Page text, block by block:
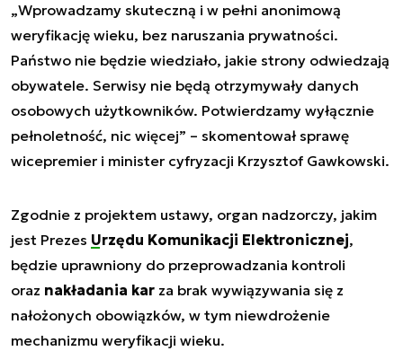
„Wprowadzamy skuteczną i w pełni anonimową
weryfikację wieku, bez naruszania prywatności.
Państwo nie będzie wiedziało, jakie strony odwiedzają
obywatele. Serwisy nie będą otrzymywały danych
osobowych użytkowników. Potwierdzamy wyłącznie
pełnoletność, nic więcej” – skomentował sprawę
wicepremier i minister cyfryzacji Krzysztof Gawkowski.
Zgodnie z projektem ustawy, organ nadzorczy, jakim
jest Prezes Urzędu Komunikacji Elektronicznej,
będzie uprawniony do przeprowadzania kontroli
oraz nakładania kar za brak wywiązywania się z
nałożonych obowiązków, w tym niewdrożenie
mechanizmu weryfikacji wieku.